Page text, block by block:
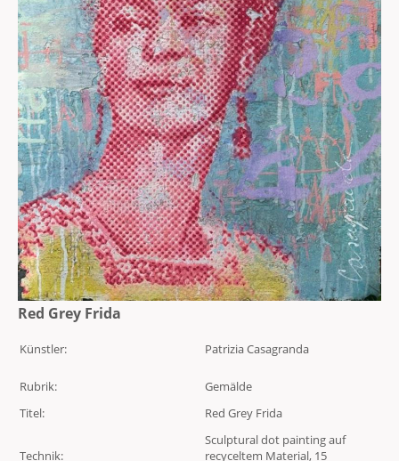
Red Grey Frida
Künstler: Patrizia Casagranda
Rubrik:
Gemälde
Titel:
Red Grey Frida
Technik:
Sculptural dot painting auf
recyceltem Material, 15